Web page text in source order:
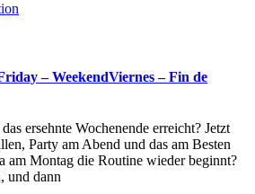
– WeekendViernes – Fin de
ersehnte Wochenende erreicht? Jetzt
Party am Abend und das am Besten
am Montag die Routine wieder beginnt?
und dann